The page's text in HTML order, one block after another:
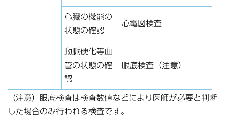
心臓の機能の
状態の確認
心電図検査
動脈硬化等血
管の状態の確
認
眼底検査（注意）
（注意）眼底検査は検査数値などにより医師が必要と判断
した場合のみ行われる検査です。